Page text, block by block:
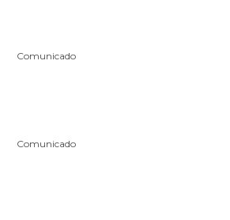
Comunicado
Comunicado